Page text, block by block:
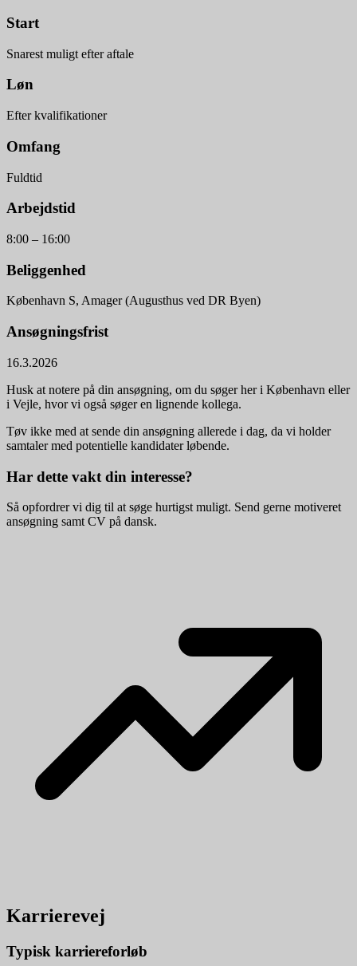
Start
Snarest muligt efter aftale
Løn
Efter kvalifikationer
Omfang
Fuldtid
Arbejdstid
8:00 – 16:00
Beliggenhed
København S, Amager (Augusthus ved DR Byen)
Ansøgningsfrist
16.3.2026
Husk at notere på din ansøgning, om du søger her i København eller
i Vejle, hvor vi også søger en lignende kollega.
Tøv ikke med at sende din ansøgning allerede i dag, da vi holder
samtaler med potentielle kandidater løbende.
Har dette vakt din interesse?
Så opfordrer vi dig til at søge hurtigst muligt. Send gerne motiveret
ansøgning samt CV på dansk.
Karrierevej
Typisk karriereforløb